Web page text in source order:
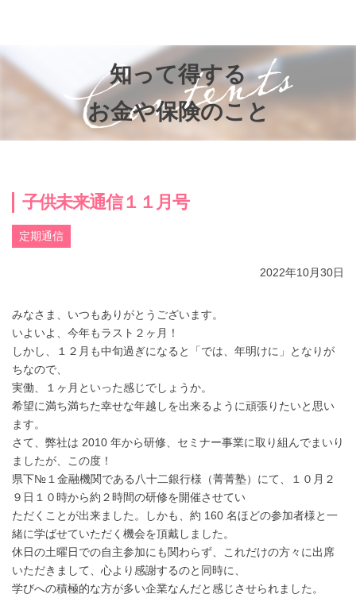
知って得するお金のお話
子供と家族の未来を考える会®
参加者の声
知って得する
お金や保険のこと
子供未来通信１１月号
定期通信
2022年10月30日
みなさま、いつもありがとうございます。
いよいよ、今年もラスト２ヶ月！
しかし、１２月も中旬過ぎになると「では、年明けに」となりが
ちなので、
実働、１ヶ月といった感じでしょうか。
希望に満ち満ちた幸せな年越しを出来るように頑張りたいと思い
ます。
さて、弊社は 2010 年から研修、セミナー事業に取り組んでまいり
ましたが、この度！
県下№１金融機関である八十二銀行様（菁菁塾）にて、１０月２
９日１０時から約２時間の研修を開催させてい
ただくことが出来ました。しかも、約 160 名ほどの参加者様と一
緒に学ばせていただく機会を頂戴しました。
休日の土曜日での自主参加にも関わらず、これだけの方々に出席
いただきまして、心より感謝するのと同時に、
学びへの積極的な方が多い企業なんだと感じさせられました。